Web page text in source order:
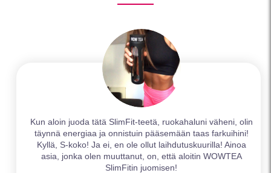
Kun aloin juoda tätä SlimFit-teetä, ruokahaluni väheni, olin
täynnä energiaa ja onnistuin pääsemään taas farkuihini!
Kyllä, S-koko! Ja ei, en ole ollut laihdutuskuurilla! Ainoa
asia, jonka olen muuttanut, on, että aloitin WOWTEA
SlimFitin juomisen!